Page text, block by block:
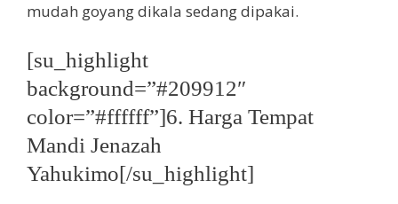
mudah goyang dikala sedang dipakai.
[su_highlight
background=”#209912″
color=”#ffffff”]6. Harga Tempat
Mandi Jenazah
Yahukimo[/su_highlight]